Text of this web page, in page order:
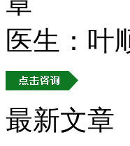
医生：叶
最新文章